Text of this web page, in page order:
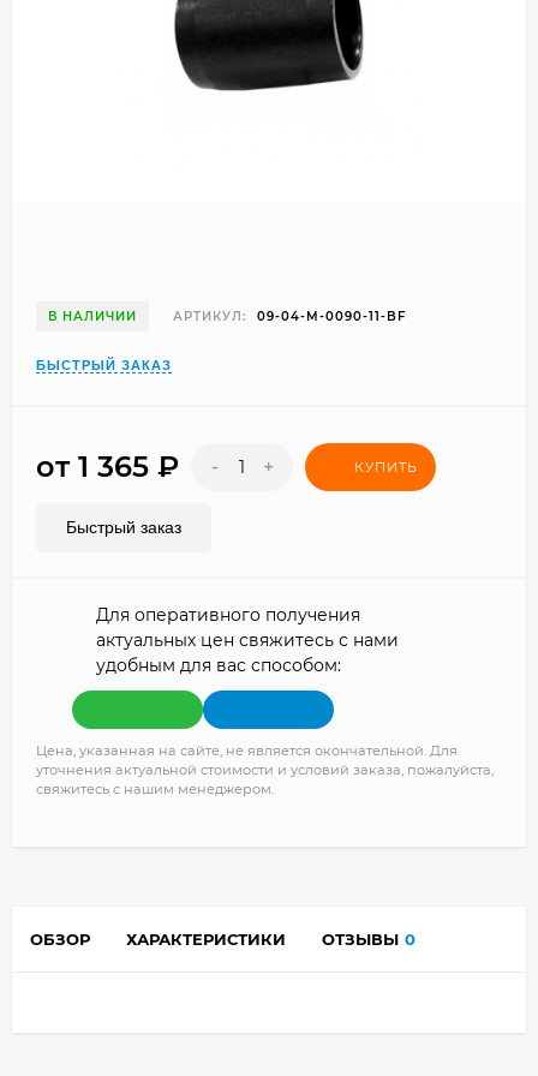
В НАЛИЧИИ АРТИКУЛ: 09-04-M-0090-11-BF
БЫСТРЫЙ ЗАКАЗ
от 1 365 ₽ - + КУПИТЬ
Быстрый заказ
Для оперативного получения
актуальных цен свяжитесь с нами
удобным для вас способом:
Цена, указанная на сайте, не является окончательной. Для
уточнения актуальной стоимости и условий заказа, пожалуйста,
свяжитесь с нашим менеджером.
ОБЗОР ХАРАКТЕРИСТИКИ ОТЗЫВЫ 0